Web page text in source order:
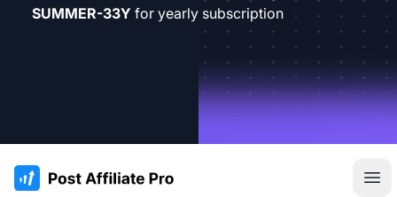
SUMMER-33Y for yearly subscription
:site.title